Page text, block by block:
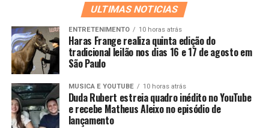
ULTIMAS NOTICIAS
ENTRETENIMENTO 10 horas atrás
Haras Frange realiza quinta edição do
tradicional leilão nos dias 16 e 17 de agosto em
São Paulo
MUSICA E YOUTUBE 10 horas atrás
Duda Rubert estreia quadro inédito no YouTube
e recebe Matheus Aleixo no episódio de
lançamento